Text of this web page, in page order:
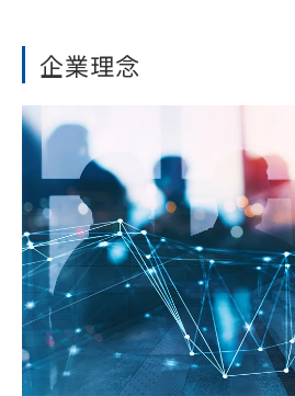
企業理念